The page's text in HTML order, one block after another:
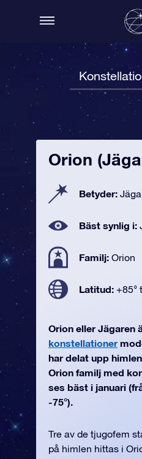
Orion
Betyder:
Bäst synlig i:
Familj: Orion
Latitud: +85°
Orion eller Jägaren
konstellationer
har delat upp
Orion familj med
ses bäst i januari
-75°).
Tre av de tjugofem
på himlen hittas i